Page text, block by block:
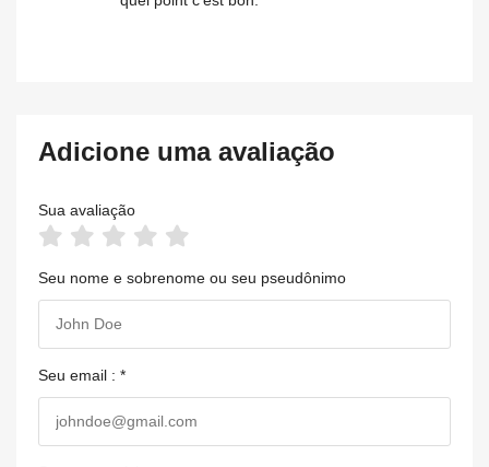
Adicione uma avaliação
Sua avaliação
Seu nome e sobrenome ou seu pseudônimo
Seu email : *